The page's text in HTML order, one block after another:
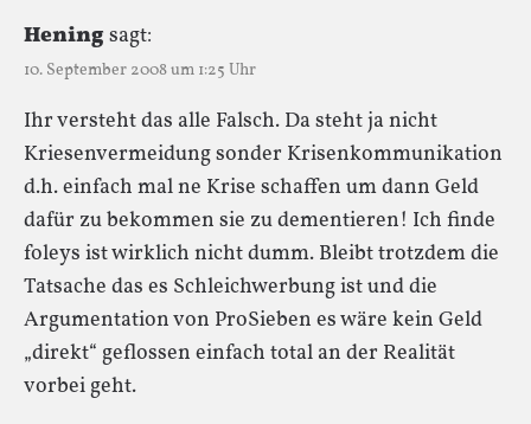
Heningsagt:
10. September 2008 um 1:25 Uhr
Ihr versteht das alle Falsch. Da steht ja nicht
Kriesenvermeidung sonder Krisenkommunikation
d.h. einfach mal ne Krise schaffen um dann Geld
dafür zu bekommen sie zu dementieren! Ich finde
foleys ist wirklich nicht dumm. Bleibt trotzdem die
Tatsache das es Schleichwerbung ist und die
Argumentation von ProSieben es wäre kein Geld
„direkt“ geflossen einfach total an der Realität
vorbei geht.